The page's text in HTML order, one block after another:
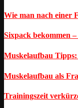
Wie man nach einer
Sixpack bekommen
Muskelaufbau Tipps:
Muskelaufbau als
Trainingszeit